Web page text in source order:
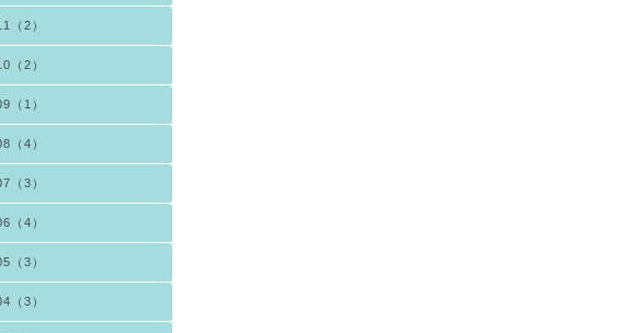
（2）
（2）
（1）
（4）
（3）
（4）
（3）
（3）